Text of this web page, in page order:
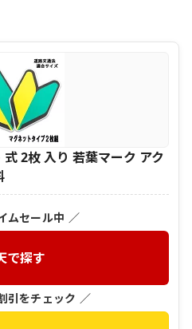
2枚 入り 若葉マーク アク
ムセール中 ／
で探す
引をチェック ／